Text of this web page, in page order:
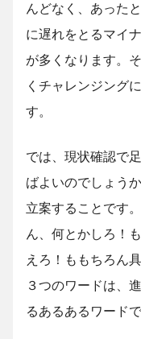
んどなく、あった
に遅れをとるマイ
が多くなります。
くチャレンジング
す。
では、現状確認で
ばよいのでしょう
立案することです
ん、何とかしろ！
えろ！ももちろん
３つのワードは、
るあるあるワードで